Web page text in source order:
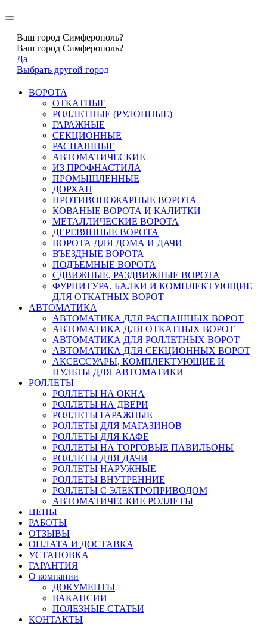
Ваш город Симферополь?
Ваш город Симферополь?
Да
Выбрать другой город
ВОРОТА
ОТКАТНЫЕ
РОЛЛЕТНЫЕ (РУЛОННЫЕ)
ГАРАЖНЫЕ
СЕКЦИОННЫЕ
РАСПАШНЫЕ
АВТОМАТИЧЕСКИЕ
ИЗ ПРОФНАСТИЛА
ПРОМЫШЛЕННЫЕ
ДОРХАН
ПРОТИВОПОЖАРНЫЕ ВОРОТА
КОВАНЫЕ ВОРОТА И КАЛИТКИ
МЕТАЛЛИЧЕСКИЕ ВОРОТА
ДЕРЕВЯННЫЕ ВОРОТА
ВОРОТА ДЛЯ ДОМА И ДАЧИ
ВЪЕЗДНЫЕ ВОРОТА
ПОДЪЕМНЫЕ ВОРОТА
СДВИЖНЫЕ, РАЗДВИЖНЫЕ ВОРОТА
ФУРНИТУРА, БАЛКИ И КОМПЛЕКТУЮЩИЕ
ДЛЯ ОТКАТНЫХ ВОРОТ
АВТОМАТИКА
АВТОМАТИКА ДЛЯ РАСПАШНЫХ ВОРОТ
АВТОМАТИКА ДЛЯ ОТКАТНЫХ ВОРОТ
АВТОМАТИКА ДЛЯ РОЛЛЕТНЫХ ВОРОТ
АВТОМАТИКА ДЛЯ СЕКЦИОННЫХ ВОРОТ
АКСЕССУАРЫ, КОМПЛЕКТУЮЩИЕ И
ПУЛЬТЫ ДЛЯ АВТОМАТИКИ
РОЛЛЕТЫ
РОЛЛЕТЫ НА ОКНА
РОЛЛЕТЫ НА ДВЕРИ
РОЛЛЕТЫ ГАРАЖНЫЕ
РОЛЛЕТЫ ДЛЯ МАГАЗИНОВ
РОЛЛЕТЫ ДЛЯ КАФЕ
РОЛЛЕТЫ НА ТОРГОВЫЕ ПАВИЛЬОНЫ
РОЛЛЕТЫ ДЛЯ ДАЧИ
РОЛЛЕТЫ НАРУЖНЫЕ
РОЛЛЕТЫ ВНУТРЕННИЕ
РОЛЛЕТЫ С ЭЛЕКТРОПРИВОДОМ
АВТОМАТИЧЕСКИЕ РОЛЛЕТЫ
ЦЕНЫ
РАБОТЫ
ОТЗЫВЫ
ОПЛАТА И ДОСТАВКА
УСТАНОВКА
ГАРАНТИЯ
О компании
ДОКУМЕНТЫ
ВАКАНСИИ
ПОЛЕЗНЫЕ СТАТЬИ
КОНТАКТЫ